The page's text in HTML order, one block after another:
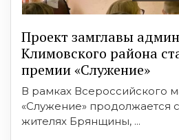
Проект замглавы
Климовского района
премии «Служение»
В рамках Всероссийского
«Служение» продолжается
жителях Брянщины, ...